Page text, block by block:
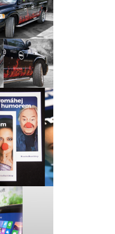
celoplošný
Dodge Ram
DELL
s r.o. a
Tradings,
materiály
(s)
pro Konto
systém roll